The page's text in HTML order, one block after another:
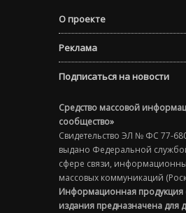
О проекте
Реклама
Подписаться на новости
Средство массовой
сообщество»
Свидетельство ЭЛ № ФС 77-
выдано Федеральной
сфере связи,
массовых коммуникаций
Информационная продукция
издания предназначена для